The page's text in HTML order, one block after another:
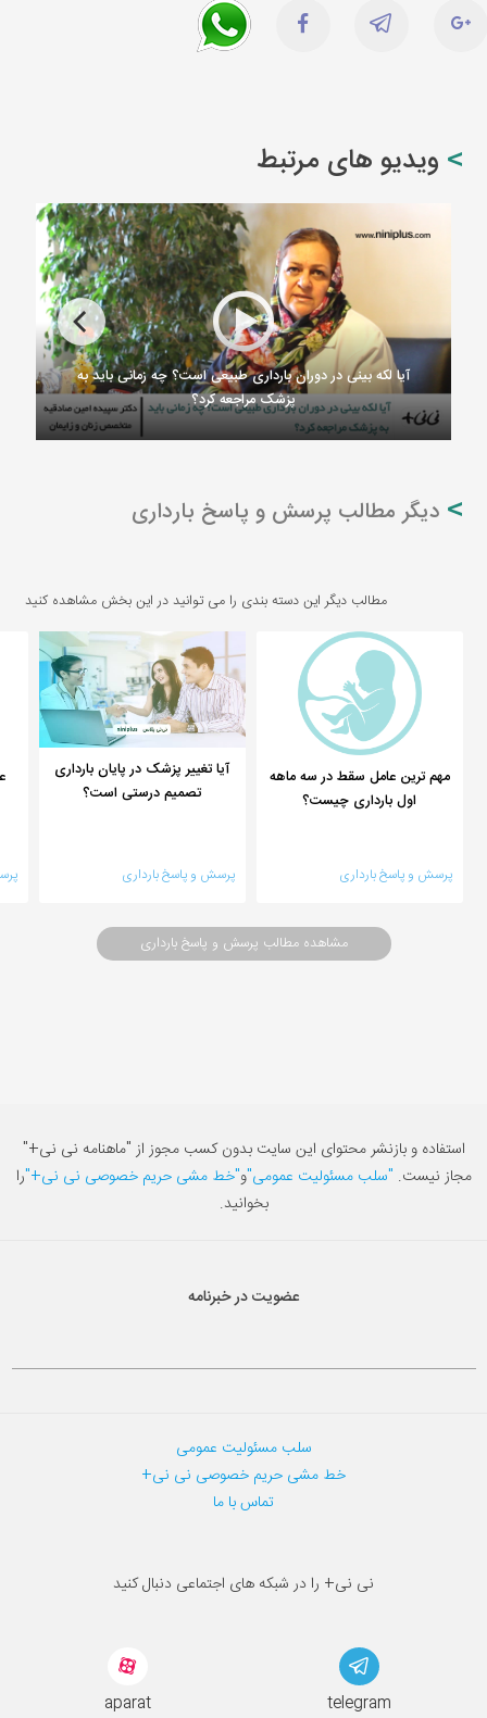
ویدیو های مرتبط
آیا لکه بینی در دوران بارداری طبیعی است؟ چه زمانی باید به
پزشک مراجعه کرد؟
دیگر مطالب پرسش و پاسخ بارداری
مطالب دیگر این دسته بندی را می توانید در این بخش مشاهده کنید
مهم ترین عامل سقط در سه ماهه
اول بارداری چیست؟
پرسش و پاسخ بارداری
آیا تغییر پزشک در پایان بارداری
تصمیم درستی است؟
پرسش و پاسخ بارداری
مشاهده مطالب پرسش و پاسخ بارداری
استفاده و بازنشر محتوای این سایت بدون کسب مجوز از "ماهنامه نی نی+"
مجاز نیست. "سلب مسئولیت عمومی"و"خط مشی حریم خصوصی نی نی+"را
بخوانید.
عضویت در خبرنامه
سلب مسئولیت عمومی
خط مشی حریم خصوصی نی نی+
تماس با ما
نی نی+ را در شبکه های اجتماعی دنبال کنید
aparat telegram